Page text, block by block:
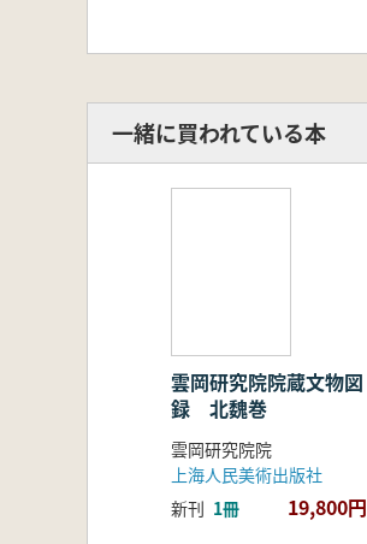
一緒に買われている本
雲岡研究院院蔵文物図
録 北魏巻
雲岡研究院院
上海人民美術出版社
新刊 1冊 19,800円